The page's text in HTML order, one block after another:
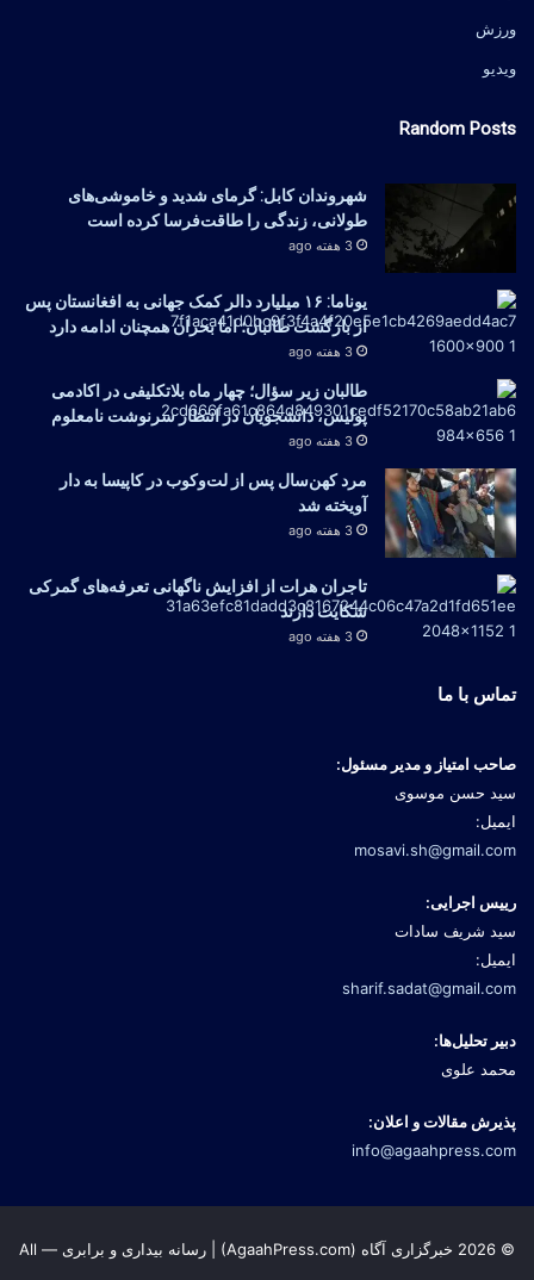
ورزش
ویدیو
Random Posts
شهروندان کابل: گرمای شدید و خاموشی‌های
طولانی، زندگی را طاقت‌فرسا کرده است
3 هفته ago
یوناما: ۱۶ میلیارد دالر کمک جهانی به افغانستان پس
از بازگشت طالبان؛ اما بحران همچنان ادامه دارد
3 هفته ago
طالبان زیر سؤال؛ چهار ماه بلاتکلیفی در اکادمی
پولیس، دانشجویان در انتظار سرنوشت نامعلوم
3 هفته ago
مرد کهن‌سال پس از لت‌وکوب در کاپیسا به دار
آویخته شد
3 هفته ago
تاجران هرات از افزایش ناگهانی تعرفه‌های گمرکی
شکایت دارند
3 هفته ago
تماس با ما
صاحب امتیاز و مدیر مسئول:
سید حسن موسوی
ایمیل:
mosavi.sh@gmail.com
رییس اجرایی:
سید شریف سادات
ایمیل:
sharif.sadat@gmail.com
دبیر تحلیل‌ها:
محمد علوی
پذیرش مقالات و اعلان:
info@agaahpress.com
© 2026 خبرگزاری آگاه (AgaahPress.com) | رسانه بیداری و برابری — All